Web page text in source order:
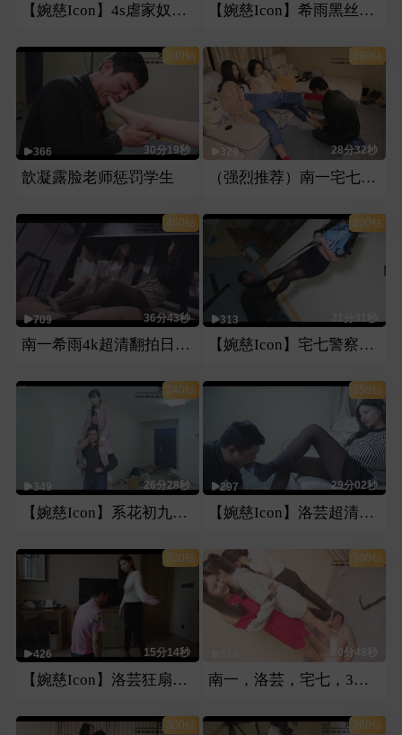
【婉慈Icon】4s虐家奴（此部视频有玉娘） 【婉慈Icon】希雨黑丝花式喂食羞辱
240钻
366 30分19秒
歆凝露脸老师惩罚学生
290钻
329 28分32秒
（强烈推荐）南一宅七棉袜裸足虐脸
450钻
709 36分43秒
南一希雨4k超清翻拍日本番号片第二部
200钻
313
【婉慈Icon】宅七警察审犯人
240钻
349 26分28秒
【婉慈Icon】系花初九骑马骑脖子
250钻
297 29分02秒
【婉慈Icon】洛芸超清牛奶黑丝
200钻
426 15分14秒
【婉慈Icon】洛芸狂扇家务奴耳光
300钻
30分48秒
南一，洛芸，宅七，3人白袜运动鞋调教
300钻 260钻